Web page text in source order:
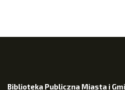
Biblioteka Publiczna Miasta i